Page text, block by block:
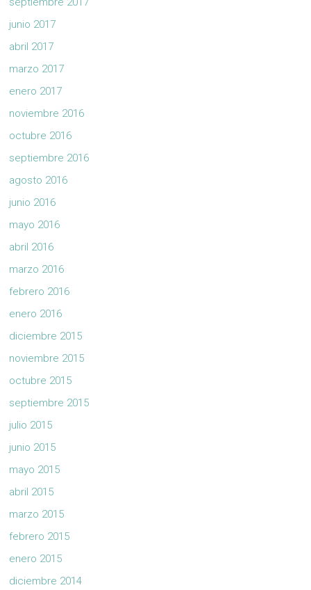
junio 2017
abril 2017
marzo 2017
enero 2017
noviembre 2016
octubre 2016
septiembre 2016
agosto 2016
junio 2016
mayo 2016
abril 2016
marzo 2016
febrero 2016
enero 2016
diciembre 2015
noviembre 2015
octubre 2015
septiembre 2015
julio 2015
junio 2015
mayo 2015
abril 2015
marzo 2015
febrero 2015
enero 2015
diciembre 2014